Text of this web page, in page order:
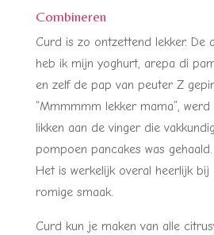
Combineren
Curd is zo ontzettend lekker. De
heb ik mijn yoghurt, arepa di
en zelf de pap van peuter Z
“Mmmmmm lekker mama”,
likken aan de vinger die
pompoen pancakes was
Het is werkelijk overal heerlijk
romige smaak.
Curd kun je maken van alle